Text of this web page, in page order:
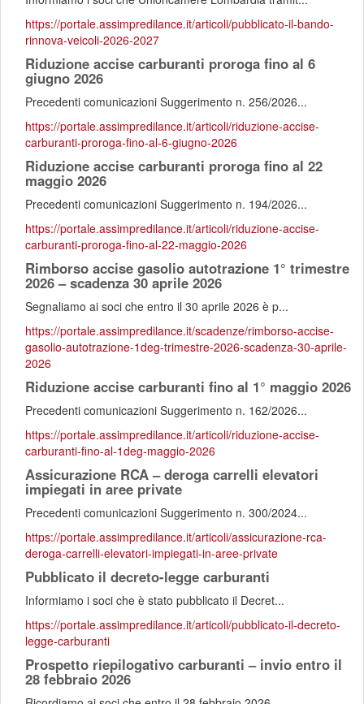
https://portale.assimpredilance.it/articoli/pubblicato-il-bando-
rinnova-veicoli-2026-2027
Riduzione accise carburanti proroga fino al 6
giugno 2026
Precedenti comunicazioni Suggerimento n. 256/2026...
https://portale.assimpredilance.it/articoli/riduzione-accise-
carburanti-proroga-fino-al-6-giugno-2026
Riduzione accise carburanti proroga fino al 22
maggio 2026
Precedenti comunicazioni Suggerimento n. 194/2026...
https://portale.assimpredilance.it/articoli/riduzione-accise-
carburanti-proroga-fino-al-22-maggio-2026
Rimborso accise gasolio autotrazione 1° trimestre
2026 – scadenza 30 aprile 2026
Segnaliamo ai soci che entro il 30 aprile 2026 è p...
https://portale.assimpredilance.it/scadenze/rimborso-accise-
gasolio-autotrazione-1deg-trimestre-2026-scadenza-30-aprile-
2026
Riduzione accise carburanti fino al 1° maggio 2026
Precedenti comunicazioni Suggerimento n. 162/2026...
https://portale.assimpredilance.it/articoli/riduzione-accise-
carburanti-fino-al-1deg-maggio-2026
Assicurazione RCA – deroga carrelli elevatori
impiegati in aree private
Precedenti comunicazioni Suggerimento n. 300/2024...
https://portale.assimpredilance.it/articoli/assicurazione-rca-
deroga-carrelli-elevatori-impiegati-in-aree-private
Pubblicato il decreto-legge carburanti
Informiamo i soci che è stato pubblicato il Decret...
https://portale.assimpredilance.it/articoli/pubblicato-il-decreto-
legge-carburanti
Prospetto riepilogativo carburanti – invio entro il
28 febbraio 2026